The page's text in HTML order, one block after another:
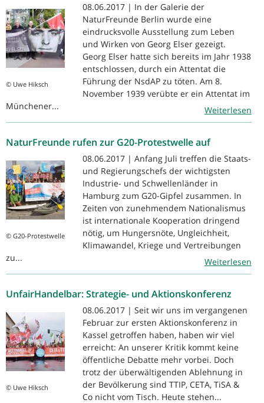
© Uwe Hiksch
08.06.2017 | In der Galerie der
NaturFreunde Berlin wurde eine
eindrucksvolle Ausstellung zum Leben
und Wirken von Georg Elser gezeigt.
Georg Elser hatte sich bereits im Jahr 1938
entschlossen, durch ein Attentat die
Führung der NsdAP zu töten. Am 8.
November 1939 verübte er ein Attentat im
Münchener...
Weiterlesen
NaturFreunde rufen zur G20-Protestwelle auf
© G20-Protestwelle
08.06.2017 | Anfang Juli treffen die Staats-
und Regierungschefs der wichtigsten
Industrie- und Schwellenländer in
Hamburg zum G20-Gipfel zusammen. In
Zeiten von zunehmendem Nationalismus
ist internationale Kooperation dringend
nötig, um Hungersnöte, Ungleichheit,
Klimawandel, Kriege und Vertreibungen
zu...
Weiterlesen
UnfairHandelbar: Strategie- und Aktionskonferenz
© Uwe Hiksch
08.06.2017 | Seit wir uns im vergangenen
Februar zur ersten Aktionskonferenz in
Kassel getroffen haben, haben wir viel
erreicht: An unserer Kritik kommt keine
öffentliche Debatte mehr vorbei. Doch
trotz der überwältigenden Ablehnung in
der Bevölkerung sind TTIP, CETA, TiSA &
Co nicht vom Tisch. Heute stehen...